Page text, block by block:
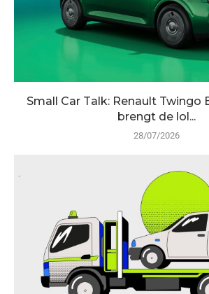
Small Car Talk: Renault Twingo
brengt de lol...
28/07/2026